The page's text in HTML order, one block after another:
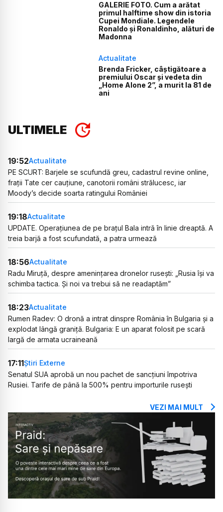
GALERIE FOTO. Cum a arătat
primul halftime show din istoria
Cupei Mondiale. Legendele
Ronaldo și Ronaldinho, alături de
Madonna
Actualitate
Brenda Fricker, câștigătoare a
premiului Oscar și vedeta din
„Home Alone 2”, a murit la 81 de
ani
ULTIMELE
19:52Actualitate
PE SCURT: Barjele se scufundă greu, cadastrul revine online,
frații Tate cer cauțiune, canotorii români strălucesc, iar
Moody’s decide soarta ratingului României
19:18Actualitate
UPDATE. Operațiunea de pe brațul Bala intră în linie dreaptă. A
treia barjă a fost scufundată, a patra urmează
18:56Actualitate
Radu Miruță, despre amenințarea dronelor rusești: „Rusia își va
schimba tactica. Și noi va trebui să ne readaptăm”
18:23Actualitate
Rumen Radev: O dronă a intrat dinspre România în Bulgaria și a
explodat lângă graniță. Bulgaria: E un aparat folosit pe scară
largă de armata ucraineană
17:11Știri Externe
Senatul SUA aprobă un nou pachet de sancțiuni împotriva
Rusiei. Tarife de până la 500% pentru importurile rusești
VEZI MAI MULT